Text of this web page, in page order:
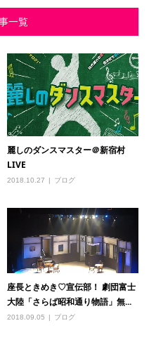
一覧
麗しのダンスマスター＠新宿村
LIVE
2018.10.27 ブログ
座長ときめき♡宣伝部！ 劇団富士
大陸「さらば昭和通り物語」無...
2018.09.05 ブログ